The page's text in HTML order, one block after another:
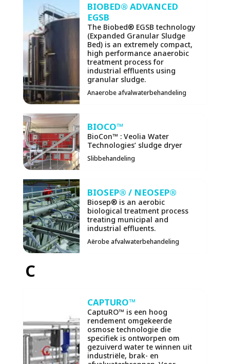
BIOBED® ADVANCED
EGSB
The Biobed® EGSB technology
(Expanded Granular Sludge
Bed) is an extremely compact,
high performance anaerobic
treatment process for
industrial effluents using
granular sludge.
Anaerobe afvalwaterbehandeling
BIOCO™
BioCon™ : Veolia Water
Technologies’ sludge dryer
Slibbehandeling
BIOSEP® / NEOSEP®
Biosep® is an aerobic
biological treatment process
treating municipal and
industrial effluents.
Aërobe afvalwaterbehandeling
C
CAPTURO™
CaptuRO™ is een hoog
rendement omgekeerde
osmose technologie die
specifiek is ontworpen om
gezuiverd water te winnen uit
industriële, brak- en